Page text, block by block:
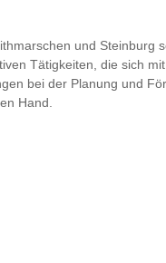
und Steinburg
Tätigkeiten, die sich
bei der Planung und
Hand.